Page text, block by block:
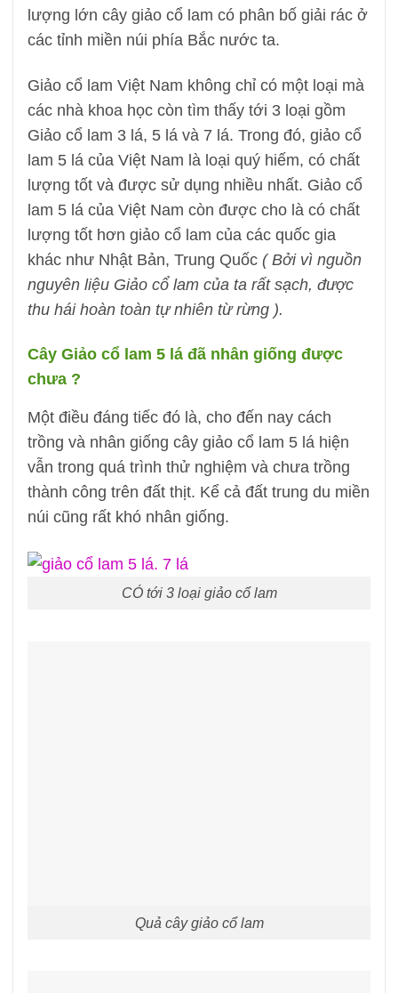
lượng lớn cây giảo cổ lam có phân bố giải rác ở
các tỉnh miền núi phía Bắc nước ta.
Giảo cổ lam Việt Nam không chỉ có một loại mà
các nhà khoa học còn tìm thấy tới 3 loại gồm
Giảo cổ lam 3 lá, 5 lá và 7 lá. Trong đó, giảo cổ
lam 5 lá của Việt Nam là loại quý hiếm, có chất
lượng tốt và được sử dụng nhiều nhất. Giảo cổ
lam 5 lá của Việt Nam còn được cho là có chất
lượng tốt hơn giảo cổ lam của các quốc gia
khác như Nhật Bản, Trung Quốc( Bởi vì nguồn
nguyên liệu Giảo cổ lam của ta rất sạch, được
thu hái hoàn toàn tự nhiên từ rừng ).
Cây Giảo cổ lam 5 lá đã nhân giống được
chưa ?
Một điều đáng tiếc đó là, cho đến nay cách
trồng và nhân giống cây giảo cổ lam 5 lá hiện
vẫn trong quá trình thử nghiệm và chưa trồng
thành công trên đất thịt. Kể cả đất trung du miền
núi cũng rất khó nhân giống.
CÓ tới 3 loại giảo cổ lam
Quả cây giảo cổ lam